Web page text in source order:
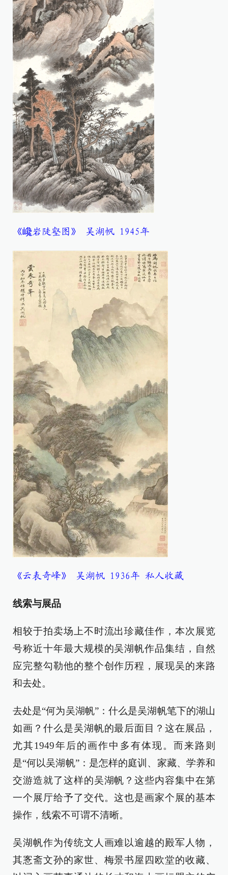
《巉岩陡壑图》 吴湖帆 1945年
《云表奇峰》 吴湖帆 1936年 私人收藏
线索与展品
相较于拍卖场上不时流出珍藏佳作，本次展览
号称近十年最大规模的吴湖帆作品集结，自然
应完整勾勒他的整个创作历程，展现吴的来路
和去处。
去处是“何为吴湖帆”：什么是吴湖帆笔下的湖山
如画？什么是吴湖帆的最后面目？这在展品，
尤其1949年后的画作中多有体现。而来路则
是“何以吴湖帆”：是怎样的庭训、家藏、学养和
交游造就了这样的吴湖帆？这些内容集中在第
一个展厅给予了交代。这也是画家个展的基本
操作，线索不可谓不清晰。
吴湖帆作为传统文人画难以逾越的殿军人物，
其愙斋文孙的家世、梅景书屋四欧堂的收藏、